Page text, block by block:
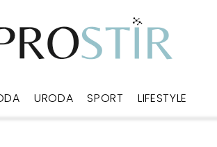
URODA SPORT LIFESTYLE